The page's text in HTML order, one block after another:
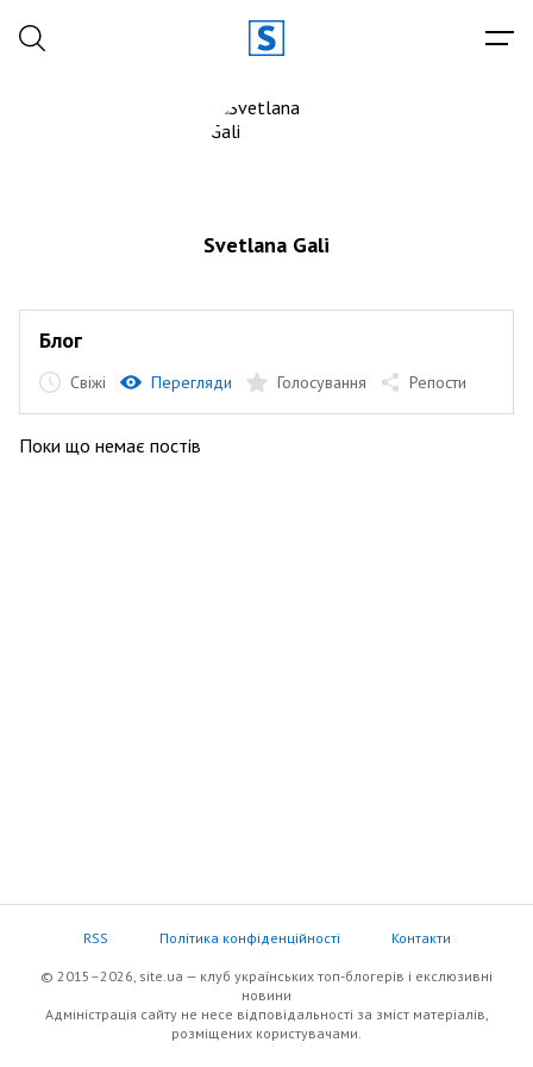
Svetlana Gali
Блог
Свіжі Перегляди Голосування Репости
Поки що немає постів
RSS Політика конфіденційності Контакти
© 2015–2026, site.ua — клуб українських топ-блогерів i екслюзивнi
новини
Адміністрація сайту не несе відповідальності за зміст матеріалів,
розміщених користувачами.